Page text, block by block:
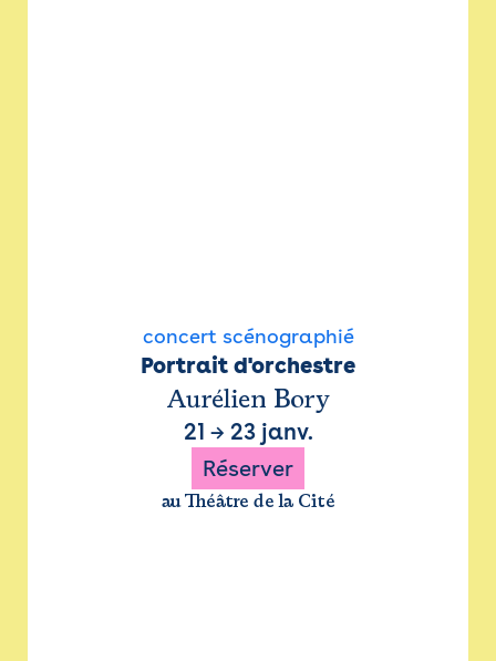
concert scénographié
Portrait d'orchestre
Aurélien Bory
21 → 23 janv.
Réserver
au Théâtre de la Cité